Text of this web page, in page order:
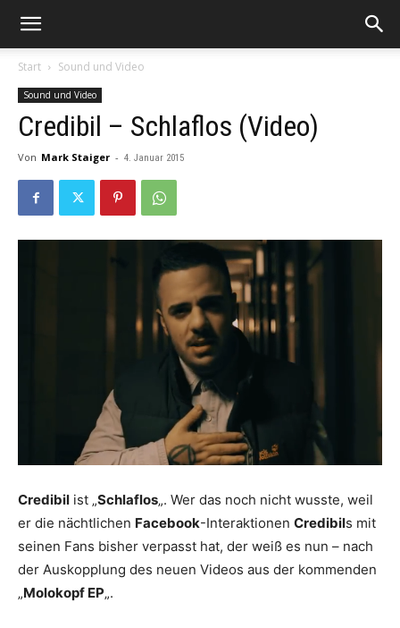
Start Sound und Video
Sound und Video
Credibil – Schlaflos (Video)
Von Mark Staiger - 4. Januar 2015
Credibil ist „Schlaflos„. Wer das noch nicht wusste, weil
er die nächtlichen Facebook-Interaktionen Credibils mit
seinen Fans bisher verpasst hat, der weiß es nun – nach
der Auskopplung des neuen Videos aus der kommenden
„Molokopf EP„.